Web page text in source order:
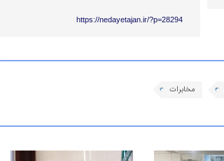
https://nedayetajan.ir/?p=28294
مخابرات